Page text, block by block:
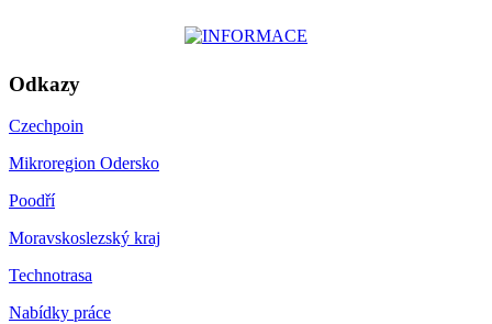
Odkazy
Czechpoin
Mikroregion Odersko
Poodří
Moravskoslezský kraj
Technotrasa
Nabídky práce